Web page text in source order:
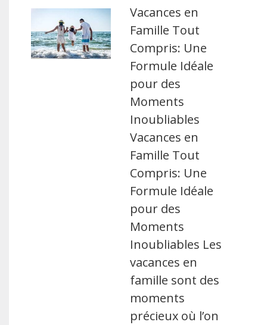
Vacances en
Famille Tout
Compris: Une
Formule Idéale
pour des
Moments
Inoubliables
Vacances en
Famille Tout
Compris: Une
Formule Idéale
pour des
Moments
Inoubliables Les
vacances en
famille sont des
moments
précieux où l’on